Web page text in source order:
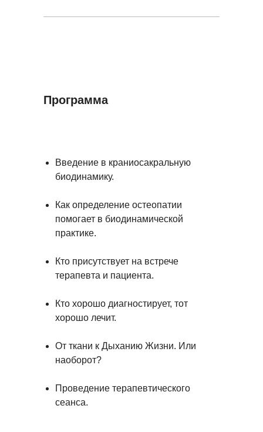
Программа
Введение в краниосакральную
биодинамику.
Как определение остеопатии
помогает в биодинамической
практике.
Кто присутствует на встрече
терапевта и пациента.
Кто хорошо диагностирует, тот
хорошо лечит.
От ткани к Дыханию Жизни. Или
наоборот?
Проведение терапевтического
сеанса.